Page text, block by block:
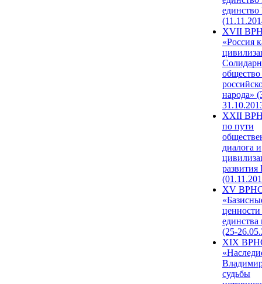
единство
XVII
«Россия
народа»
XXII
по пути
диалога и
развития
XV
единства
(25-
XIX
судьбы